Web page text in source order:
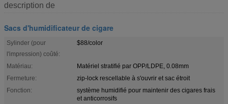
description de
Sacs d'humidificateur de cigare
Sylinder (pour
l'impression) coûté:
$88/color
Matériau:
Matériel stratifié par OPP/LDPE, 0.08mm
Fermeture:
zip-lock rescellable à s'ouvrir et sac étroit
Fonction:
système humidifié pour maintenir des cigares frais
et anticorrosifs